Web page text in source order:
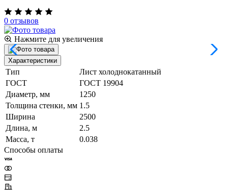
0 отзывов
Нажмите для увеличения
Характеристики
Тип
Лист холоднокатанный
ГОСТ
ГОСТ 19904
Диаметр, мм
1250
Толщина стенки, мм 1.5
Ширина
2500
Длина, м
2.5
Масса, т
0.038
Способы оплаты